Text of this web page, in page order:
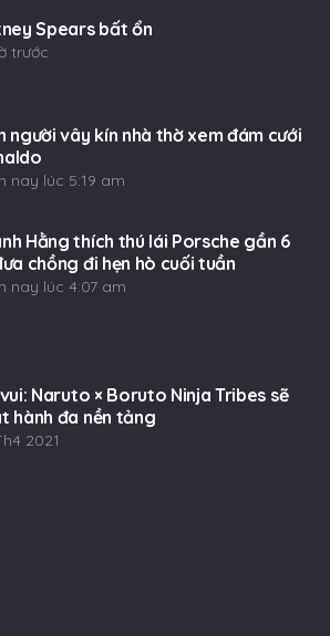
Spears bất ổn
trước
người vây kín nhà thờ xem đám cưới
nay lúc 5:19 am
Hằng thích thú lái Porsche gần 6
chồng đi hẹn hò cuối tuần
nay lúc 4:07 am
Naruto × Boruto Ninja Tribes sẽ
hành đa nền tảng
2021